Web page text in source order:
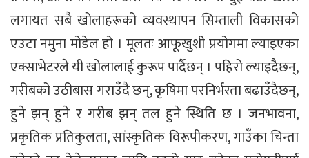
लगायत सबै खोलाहरूको व्यवस्थापन सिम्ताली विकासको
एउटा नमुना मोडेल हो । मूलतः आफूखुशी प्रयोगमा ल्याइएका
एक्साभेटरले यी खोलालाई कुरूप पार्दैछन् । पहिरो ल्याइदैछन्,
गरीबको उठीबास गराउँदै छन्, कृषिमा परनिर्भरता बढाउँदैछन्,
हुने झन् हुने र गरीब झन् तल हुने स्थिति छ । जनभावना,
प्रकृतिक प्रतिकुलता, सांस्कृतिक विरूपीकरण, गाउँका चिन्ता